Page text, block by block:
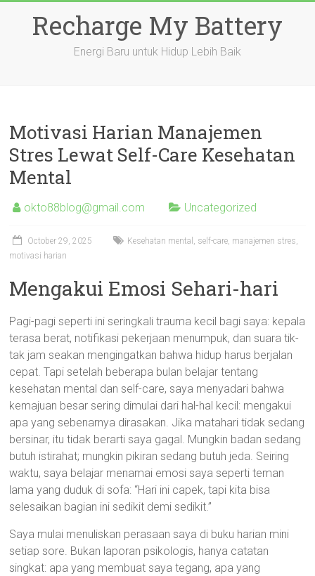
contentRecharge My Battery
Energi Baru untuk Hidup Lebih Baik
Motivasi Harian Manajemen
Stres Lewat Self-Care Kesehatan
Mental
okto88blog@gmail.com Uncategorized
October 29, 2025
Kesehatan mental, self-care, manajemen stres,
motivasi harian
Mengakui Emosi Sehari-hari
Pagi-pagi seperti ini seringkali trauma kecil bagi saya: kepala
terasa berat, notifikasi pekerjaan menumpuk, dan suara tik-
tak jam seakan mengingatkan bahwa hidup harus berjalan
cepat. Tapi setelah beberapa bulan belajar tentang
kesehatan mental dan self-care, saya menyadari bahwa
kemajuan besar sering dimulai dari hal-hal kecil: mengakui
apa yang sebenarnya dirasakan. Jika matahari tidak sedang
bersinar, itu tidak berarti saya gagal. Mungkin badan sedang
butuh istirahat; mungkin pikiran sedang butuh jeda. Seiring
waktu, saya belajar menamai emosi saya seperti teman
lama yang duduk di sofa: “Hari ini capek, tapi kita bisa
selesaikan bagian ini sedikit demi sedikit.”
Saya mulai menuliskan perasaan saya di buku harian mini
setiap sore. Bukan laporan psikologis, hanya catatan
singkat: apa yang membuat saya tegang, apa yang